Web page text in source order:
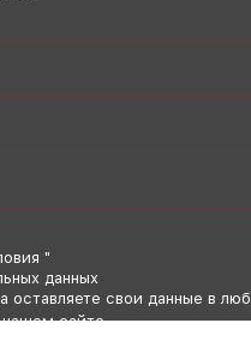
"
данных
оставляете свои данные в
нашем сайте.